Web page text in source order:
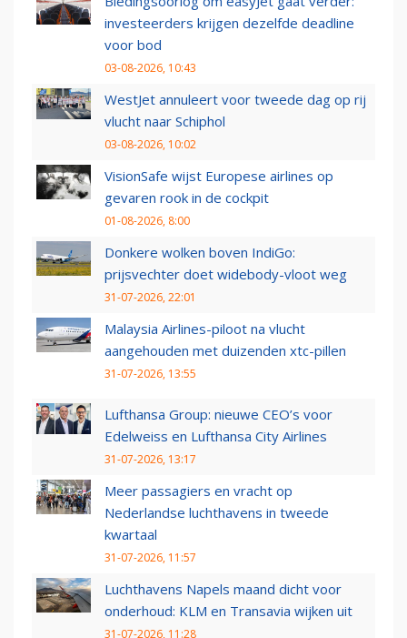
investeerders krijgen dezelfde deadline
voor bod
03-08-2026, 10:43
WestJet annuleert voor tweede dag op rij
vlucht naar Schiphol
03-08-2026, 10:02
VisionSafe wijst Europese airlines op
gevaren rook in de cockpit
01-08-2026, 8:00
Donkere wolken boven IndiGo:
prijsvechter doet widebody-vloot weg
31-07-2026, 22:01
Malaysia Airlines-piloot na vlucht
aangehouden met duizenden xtc-pillen
31-07-2026, 13:55
Lufthansa Group: nieuwe CEO’s voor
Edelweiss en Lufthansa City Airlines
31-07-2026, 13:17
Meer passagiers en vracht op
Nederlandse luchthavens in tweede
kwartaal
31-07-2026, 11:57
Luchthavens Napels maand dicht voor
onderhoud: KLM en Transavia wijken uit
31-07-2026, 11:28